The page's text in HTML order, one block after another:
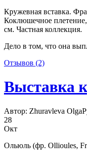
Кружевная вставка.
Коклюшечное
см. Частная коллекция.
Дело в том, что она
Отзывов (2)
Выставка
Автор: Zhuravleva Olga
28
Окт
Ольюль (фр. Ollioules,